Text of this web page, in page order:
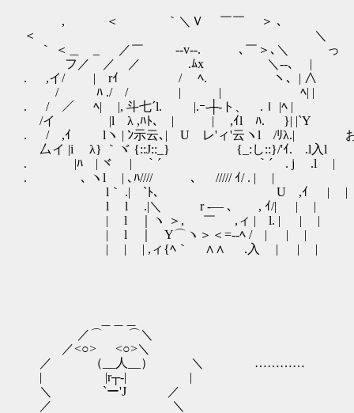
, ＜ ｀＼Ｖ ￣￣ ＞ ､
＜ ＼
｀ ＜＿ _ ／￣ -‐v‐-. ､￣＞､＼ っ
フ／ ／ ／ .ﾑx ＼‐-､ |
. ,イ/ | rｲ / ﾍ. ヽ、| ∧
/ ﾊ ./ / | | ﾍ| |
. / ／ ﾍ| |, 斗七´l. |.ｰ‐┼‐ト、 .ｌ |ﾍ |
/イ |l λ ,ﾊﾄ､ | | ,ｲl ﾊ. }| |`Y
. / ,ｲ lヽ | ﾝ示云､| U レ'ィ'云ヽl /ﾘλ.| お、驚
厶イ |i λ} ｀ヾ {::J::_} {_:し::}/'ｲ. .l入l その
. |ﾊ | ヾ | ｀´ ｀´ . j .l |
. ､ ヽl | ､ﾊ//// ､ ///// ｲ/ . | |
l｀ .| `ﾄ､ U ,ｲ | |
l l .|＼ r ‐― ､ , ｲ/| | |
| l ｜ヽ ＞, ￣ ,ィ | l. | | |
| l ｜ Y⌒ヽ＞＜=-‐ﾍ / | | |
| | | ,ィ{ﾍ｀ ∧∧ .入 | | |
／⌒ ⌒＼
／<○> <○>＼
／ （__人__） ＼ …………
| |r┬-| |
＼ `ー'J ／ お
／ ＼